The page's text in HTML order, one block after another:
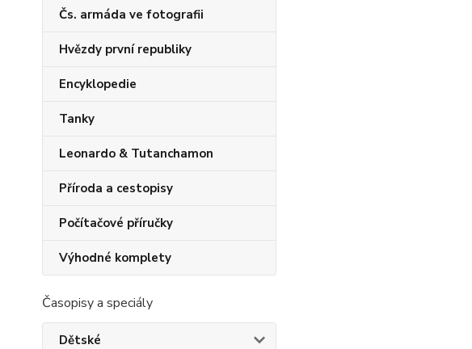
Čs. armáda ve fotografii
Hvězdy první republiky
Encyklopedie
Tanky
Leonardo & Tutanchamon
Příroda a cestopisy
Počítačové příručky
Výhodné komplety
Časopisy a speciály
Dětské